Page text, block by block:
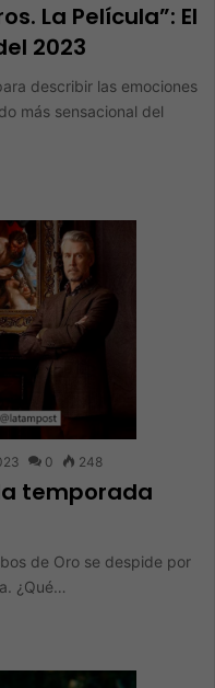
La Película”: El
2023
describir las emociones
más sensacional del
0 248
temporada
de Oro se despide por
¿Qué…